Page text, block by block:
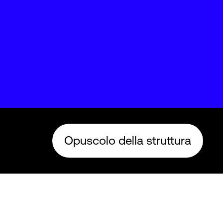
Opuscolo della struttura